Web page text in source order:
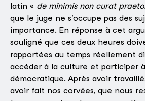
latin « de minimis non curat
que le juge ne s’occupe pas des
importance. En réponse à cet
souligné que ces deux heures
rapportées au temps réellement
accéder à la culture et participer
démocratique. Après avoir
avoir fait nos corvées, que nous